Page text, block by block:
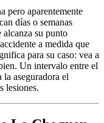
pero aparentemente
días o semanas
alcanza su punto
a medida que
para su caso: vea a
Un intervalo entre el
aseguradora el
lesiones.